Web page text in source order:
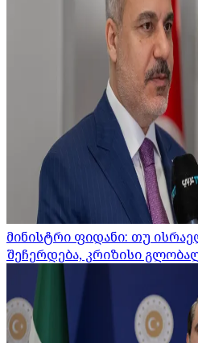
მინისტრი ფიდანი: თუ
შეჩერდება, კრიზისი